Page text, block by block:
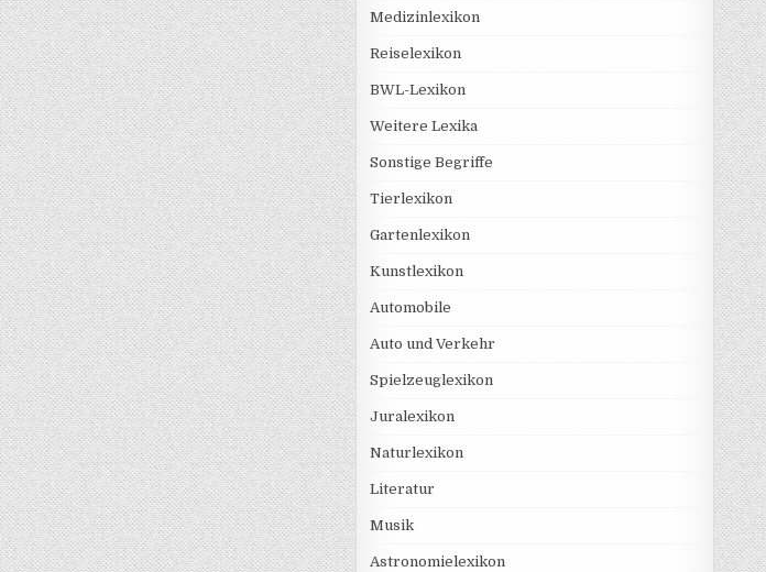
Medizinlexikon
Reiselexikon
BWL-Lexikon
Weitere Lexika
Sonstige Begriffe
Tierlexikon
Gartenlexikon
Kunstlexikon
Automobile
Auto und Verkehr
Spielzeuglexikon
Juralexikon
Naturlexikon
Literatur
Musik
Astronomielexikon